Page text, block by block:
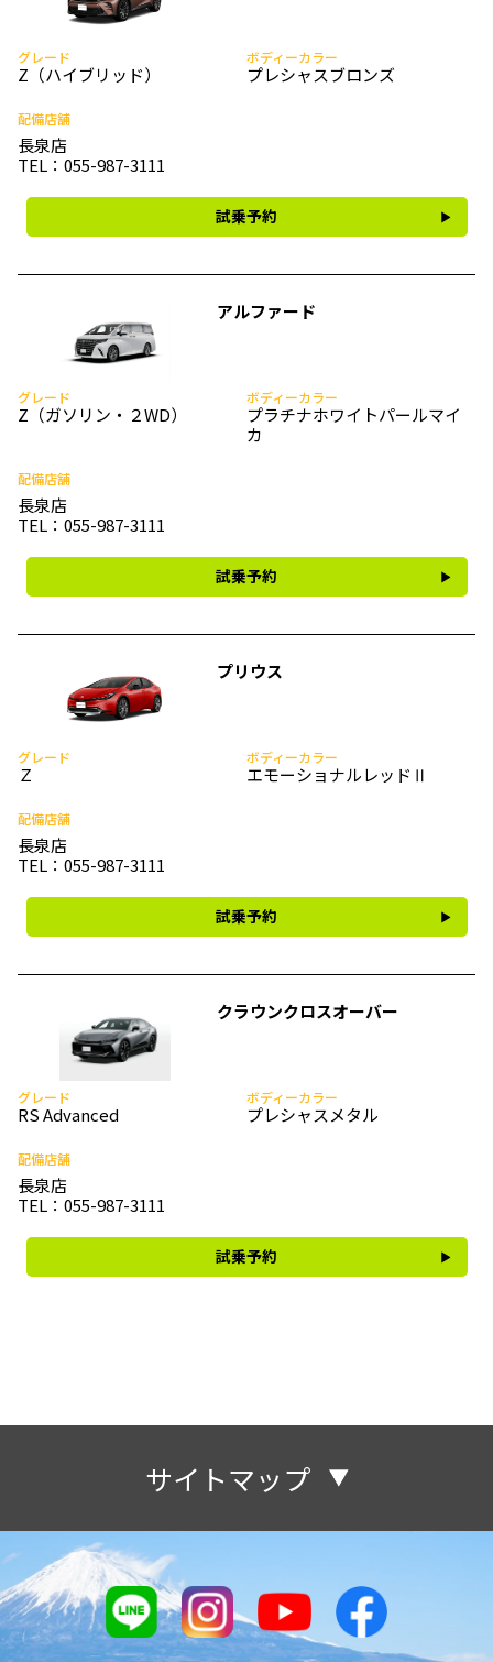
グレード
Z（ハイブリッド）
ボディーカラー
プレシャスブロンズ
配備店舗
長泉店
TEL：055-987-3111
試乗予約
アルファード
グレード
Z（ガソリン・２WD）
ボディーカラー
プラチナホワイトパールマイ
カ
配備店舗
長泉店
TEL：055-987-3111
試乗予約
プリウス
グレード
Ｚ
ボディーカラー
エモーショナルレッドⅡ
配備店舗
長泉店
TEL：055-987-3111
試乗予約
クラウンクロスオーバー
グレード
RS Advanced
ボディーカラー
プレシャスメタル
配備店舗
長泉店
TEL：055-987-3111
試乗予約
サイトマップ